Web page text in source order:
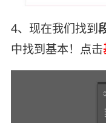
4、现在我们找到
中找到基本！点击